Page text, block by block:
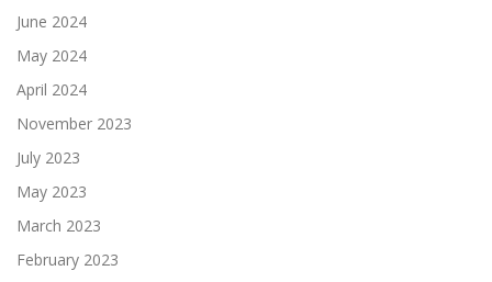
June 2024
May 2024
April 2024
November 2023
July 2023
May 2023
March 2023
February 2023